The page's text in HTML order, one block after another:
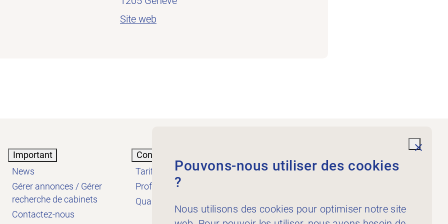
Site web
Important
News
Gérer annonces / Gérer
recherche de cabinets
Contactez-nous
Connaissances
Tarifs
Profession
Qualité
À l’intention des
publicateur·rice·s
Pouvons-nous utiliser des cookies
?
Nous utilisons des cookies pour optimiser notre site